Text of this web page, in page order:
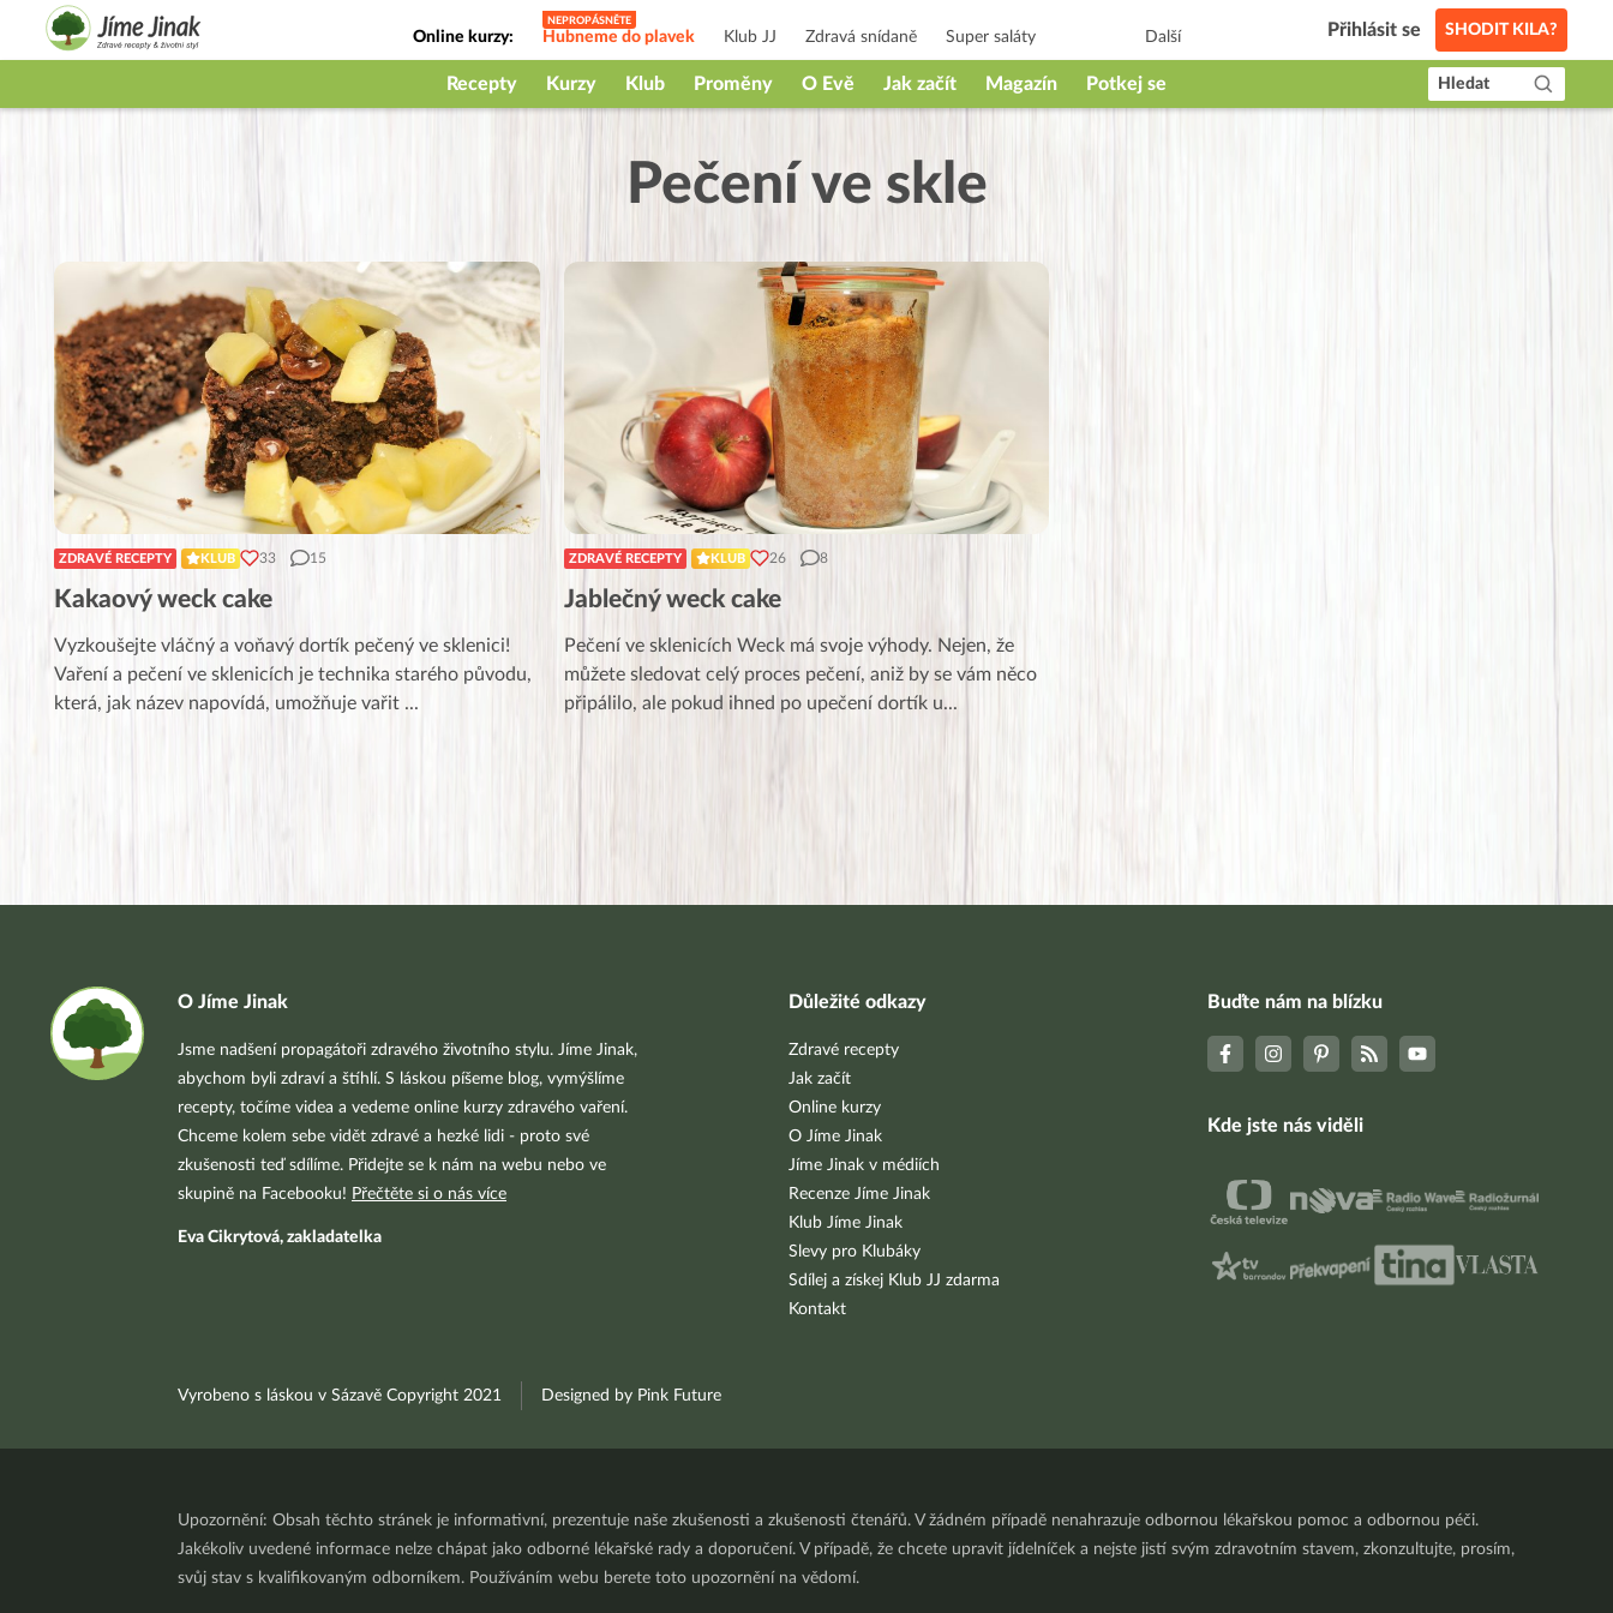
Online kurzy: Hubneme do plavek Klub JJ Zdravá snídaně Super saláty
Jak na babičky
Další Přihlásit se SHODIT KILA?
Recepty Kurzy Klub Proměny O Evě Jak začít Magazín Potkej se Hledat
Pečení ve skle
ZDRAVÉ RECEPTY KLUB 33 15
Kakaový weck cake
Vyzkoušejte vláčný a voňavý dortík pečený ve sklenici!
Vaření a pečení ve sklenicích je technika starého původu,
která, jak název napovídá, umožňuje vařit ...
ZDRAVÉ RECEPTY KLUB 26 8
Jablečný weck cake
Pečení ve sklenicích Weck má svoje výhody. Nejen, že
můžete sledovat celý proces pečení, aniž by se vám něco
připálilo, ale pokud ihned po upečení dortík u...
O Jíme Jinak
Jsme nadšení propagátoři zdravého životního stylu. Jíme Jinak,
abychom byli zdraví a štíhlí. S láskou píšeme blog, vymýšlíme
recepty, točíme videa a vedeme online kurzy zdravého vaření.
Chceme kolem sebe vidět zdravé a hezké lidi - proto své
zkušenosti teď sdílíme. Přidejte se k nám na webu nebo ve
skupině na Facebooku! Přečtěte si o nás více
Eva Cikrytová, zakladatelka
Důležité odkazy
Zdravé recepty
Jak začít
Online kurzy
O Jíme Jinak
Jíme Jinak v médiích
Recenze Jíme Jinak
Klub Jíme Jinak
Slevy pro Klubáky
Sdílej a získej Klub JJ zdarma
Kontakt
Buďte nám na blízku
Kde jste nás viděli
Vyrobeno s láskou v Sázavě Copyright 2021 Designed by Pink Future
Upozornění: Obsah těchto stránek je informativní, prezentuje naše zkušenosti a zkušenosti čtenářů. V žádném případě nenahrazuje odbornou lékařskou pomoc a odbornou péči.
Jakékoliv uvedené informace nelze chápat jako odborné lékařské rady a doporučení. V případě, že chcete upravit jídelníček a nejste jistí svým zdravotním stavem, zkonzultujte, prosím,
svůj stav s kvalifikovaným odborníkem. Používáním webu berete toto upozornění na vědomí.